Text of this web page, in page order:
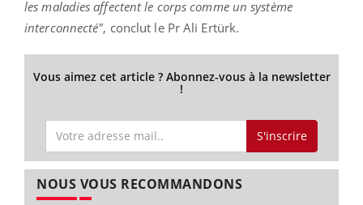
les maladies affectent le corps comme un système
interconnecté", conclut le Pr Ali Ertürk.
Vous aimez cet article ? Abonnez-vous à la newsletter
!
S'inscrire
NOUS VOUS RECOMMANDONS